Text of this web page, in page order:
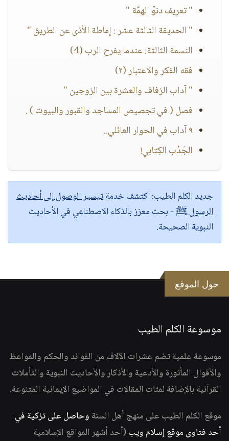
" تعريف دنوِّ الهمَّة "
" الحديقة الثالثة عشر : إماطة الأذى عن الطريق "
النسمة الثالثة: عندما يفرح الرب (4)
فقه الفكر والاعتبار (٢)
" آداب الزفاف والعشرة بين الزوجين "
فصل ( في تجصيص المساجد والقبور والبيوت ) .
٩ آداب في الحوار العائلي..
الجَدْب الكِتابي!
جديد الكلم الطيب:اكتشف خدمةتيسير الوصول إلى أحاديث
الرسول ﷺ - بحث معزز بالذكاء الاصطناعي في الأحاديث
النبوية الصحيحة.
حول الموقع
موسوعة الكلم الطيب
موسوعة علمية تضم عشرات الآلاف من الفوائد والحكم والمواعظ
والأقوال المأثورة والأدعية والأذكار والأحاديث النبوية والتأملات
القرآنية بالإضافة لمئات المقالات في المواضيع الإيمانية المتنوعة.
موقع الكلم الطيب على منهج أهل السنة وحاصل على تزكية في
أحد فتاوى موقع إسلام ويب (أحد أشهر المواقع الإسلامية